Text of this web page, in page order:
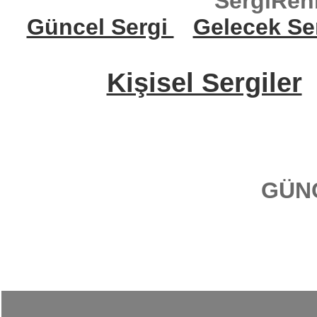
Güncel Sergi
Gelecek
Kişisel Sergiler